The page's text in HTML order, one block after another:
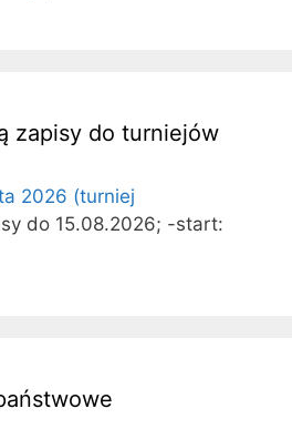
zapisy do turniejów
2026 (turniej
do 15.08.2026; -start: